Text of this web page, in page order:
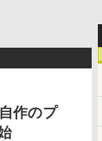
作のプ